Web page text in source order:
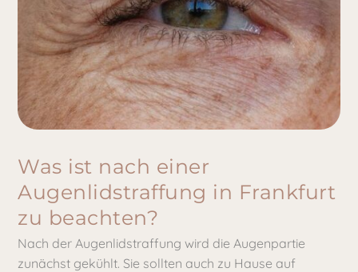
Was ist nach einer
Augenlidstraffung in Frankfurt
zu beachten?
Nach der Augenlidstraffung wird die Augenpartie
zunächst gekühlt. Sie sollten auch zu Hause auf